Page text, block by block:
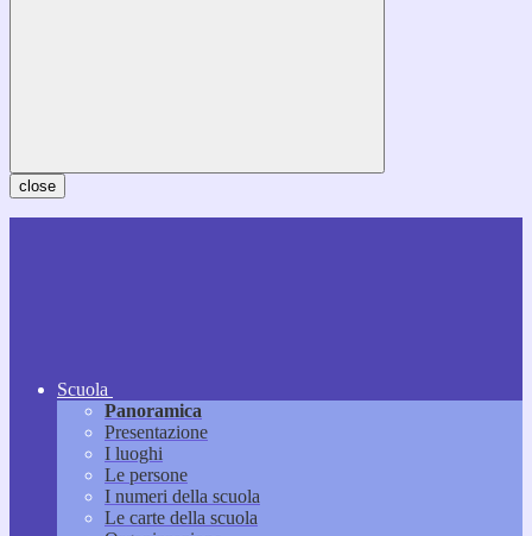
close
Scuola
Panoramica
Presentazione
I luoghi
Le persone
I numeri della scuola
Le carte della scuola